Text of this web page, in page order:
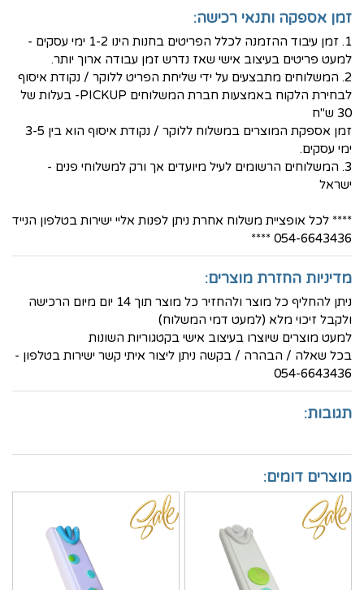
זמן אספקה ותנאי רכישה:
1. זמן עיבוד ההזמנה לכלל הפריטים בחנות הינו 1-2 ימי עסקים -
למעט פריטים בעיצוב אישי שאז נדרש זמן עבודה ארוך יותר.
2. המשלוחים מתבצעים על ידי שליחת הפריט ללוקר / נקודת איסוף
לבחירת הלקוח באמצעות חברת המשלוחים PICKUP- בעלות של
30 ש"ח
זמן אספקת המוצרים במשלוח ללוקר / נקודת איסוף הוא בין 3-5
ימי עסקים.
3. המשלוחים הרשומים לעיל מיועדים אך ורק למשלוחי פנים -
ישראל
**** לכל אופציית משלוח אחרת ניתן לפנות אליי ישירות בטלפון הנייד
054-6643436 ****
מדיניות החזרת מוצרים:
ניתן להחליף כל מוצר ולהחזיר כל מוצר תוך 14 יום מיום הרכישה
ולקבל זיכוי מלא (למעט דמי המשלוח)
למעט מוצרים שיוצרו בעיצוב אישי בקטגוריות השונות
בכל שאלה / הבהרה / בקשה ניתן ליצור איתי קשר ישירות בטלפון -
054-6643436
תגובות:
מוצרים דומים: